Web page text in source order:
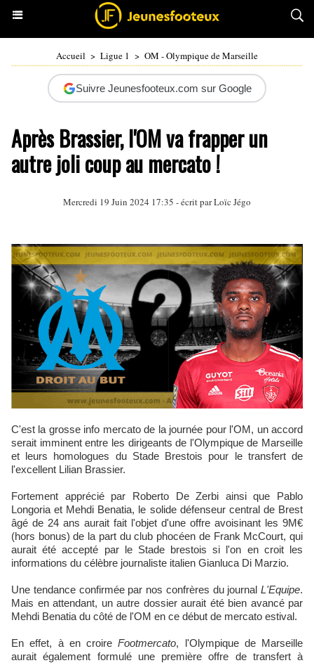
Accueil > Ligue 1 > OM - Olympique de Marseille
Suivre Jeunesfooteux.com sur Google
Après Brassier, l'OM va frapper un
autre joli coup au mercato !
Mercredi 19 Juin 2024 17:35 - écrit parLoïc Jégo
C'est la grosse info mercato de la journée pour l'OM, un accord
serait imminent entre les dirigeants de l'Olympique de Marseille
et leurs homologues du Stade Brestois pour le transfert de
l'excellent Lilian Brassier.
Fortement apprécié par Roberto De Zerbi ainsi que Pablo
Longoria et Mehdi Benatia, le solide défenseur central de Brest
âgé de 24 ans aurait fait l'objet d'une offre avoisinant les 9M€
(hors bonus) de la part du club phocéen de Frank McCourt, qui
aurait été accepté par le Stade brestois si l'on en croit les
informations du célèbre journaliste italien Gianluca Di Marzio.
Une tendance confirmée par nos confrères du journal L'Equipe.
Mais en attendant, un autre dossier aurait été bien avancé par
Mehdi Benatia du côté de l'OM en ce début de mercato estival.
En effet, à en croireFootmercato, l'Olympique de Marseille
aurait également formulé une première offre de transfert à